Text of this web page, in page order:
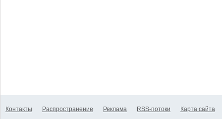
Контакты Распространение Реклама RSS-потоки Карта сайта